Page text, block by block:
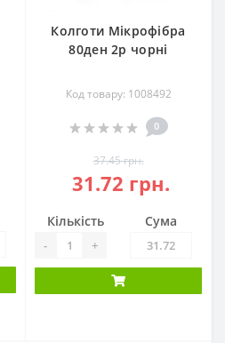
Колготи Мікрофібра
80ден 2р чорні
Код товару: 1008492
0
37.45 грн.
31.72 грн.
Кількість
- +
Сума